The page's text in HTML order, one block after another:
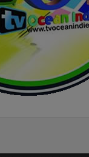
Ecoutez